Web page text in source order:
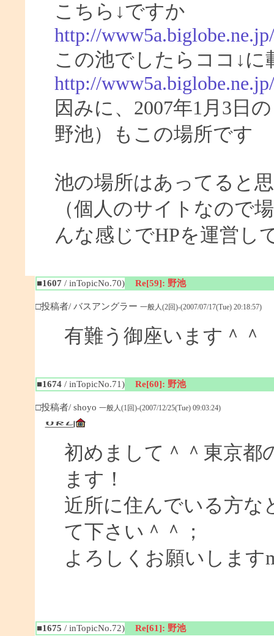
こちら↓ですか
http://
この池でしたらココ↓に
http://
因みに、2007年1月3日
野池）もこの場所です
池の場所はあってると
（個人のサイトなので
んな感じでHPを運営し
■1607 / inTopicNo.70) Re[59]: 野池
□投稿者/ バスアングラー 一般人(2回)-(2007/07/17(Tue) 20:18:57)
有難う御座います＾＾
■1674/ inTopicNo.71) Re[60]: 野池
□投稿者/ shoyo 一般人(1回)-(2007/12/25(Tue) 09:03:24)
初めまして＾＾東京都
ます！
近所に住んでいる方な
て下さい＾＾；
よろしくお願いします
■1675 / inTopicNo.72) Re[61]: 野池